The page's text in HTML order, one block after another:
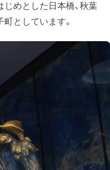
めとした日本橋、秋葉
としています。